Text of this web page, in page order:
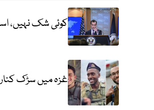
کوئی شک نہیں،
غزہ میں سڑک کنارے نصب بم